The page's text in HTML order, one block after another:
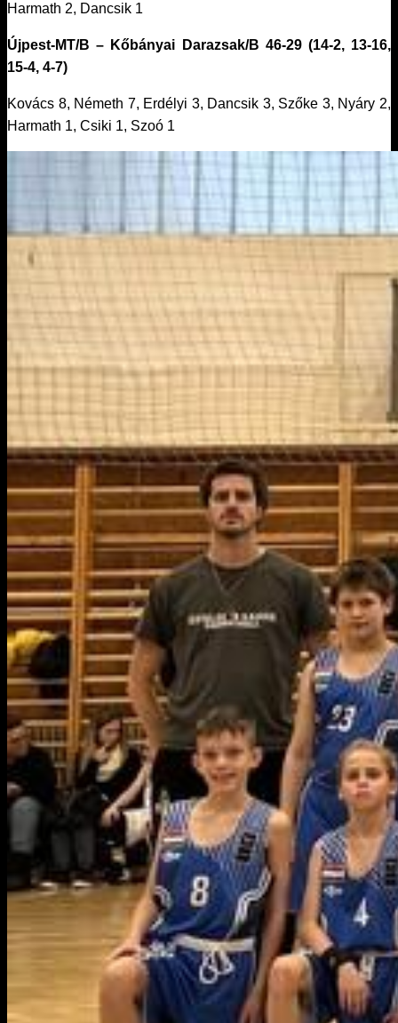
Harmath 2, Dancsik 1
Újpest-MT/B – Kőbányai Darazsak/B 46-29 (14-2, 13-16,
15-4, 4-7)
Kovács 8, Németh 7, Erdélyi 3, Dancsik 3, Szőke 3, Nyáry 2,
Harmath 1, Csiki 1, Szoó 1